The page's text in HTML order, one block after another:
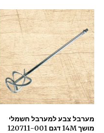
מערבל צבע למערבל חשמלי
מושך 14M דגם 120711-001